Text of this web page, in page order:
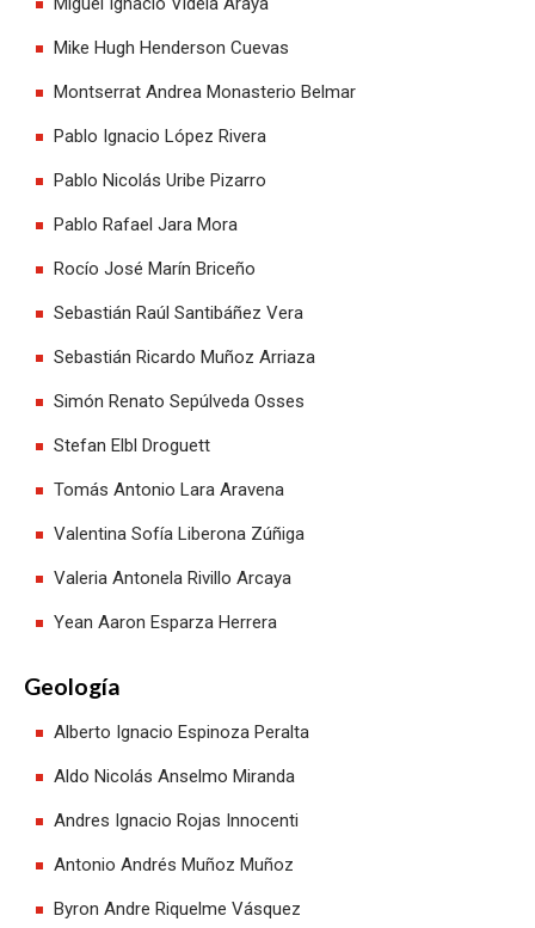
Mike Hugh Henderson Cuevas
Montserrat Andrea Monasterio Belmar
Pablo Ignacio López Rivera
Pablo Nicolás Uribe Pizarro
Pablo Rafael Jara Mora
Rocío José Marín Briceño
Sebastián Raúl Santibáñez Vera
Sebastián Ricardo Muñoz Arriaza
Simón Renato Sepúlveda Osses
Stefan Elbl Droguett
Tomás Antonio Lara Aravena
Valentina Sofía Liberona Zúñiga
Valeria Antonela Rivillo Arcaya
Yean Aaron Esparza Herrera
Geología
Alberto Ignacio Espinoza Peralta
Aldo Nicolás Anselmo Miranda
Andres Ignacio Rojas Innocenti
Antonio Andrés Muñoz Muñoz
Byron Andre Riquelme Vásquez